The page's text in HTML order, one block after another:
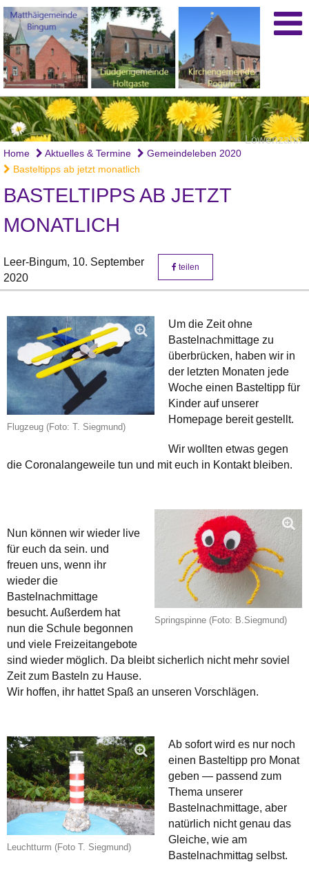
Löwenzahn
Home Aktuelles & Termine
Gemeindeleben 2020
Basteltipps ab jetzt monatlich
BASTELTIPPS AB JETZT
MONATLICH
Leer-Bingum, 10. September
2020
teilen
Flugzeug (Foto: T. Siegmund)
Um die Zeit ohne
Bastelnachmittage zu
überbrücken, haben wir in
der letzten Monaten jede
Woche einen Basteltipp für
Kinder auf unserer
Homepage bereit gestellt.
Wir wollten etwas gegen
die Coronalangeweile tun und mit euch in Kontakt bleiben.
Springspinne (Foto: B.Siegmund)
Nun können wir wieder live
für euch da sein. und
freuen uns, wenn ihr
wieder die
Bastelnachmittage
besucht. Außerdem hat
nun die Schule begonnen
und viele Freizeitangebote
sind wieder möglich. Da bleibt sicherlich nicht mehr soviel
Zeit zum Basteln zu Hause.
Wir hoffen, ihr hattet Spaß an unseren Vorschlägen.
Leuchtturm (Foto T. Siegmund)
Ab sofort wird es nur noch
einen Basteltipp pro Monat
geben — passend zum
Thema unserer
Bastelnachmittage, aber
natürlich nicht genau das
Gleiche, wie am
Bastelnachmittag selbst.